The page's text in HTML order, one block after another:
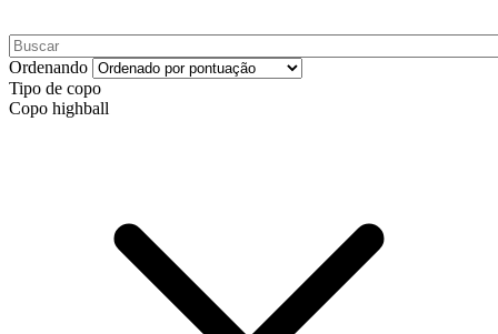
Ordenando
Tipo de copo
Copo highball